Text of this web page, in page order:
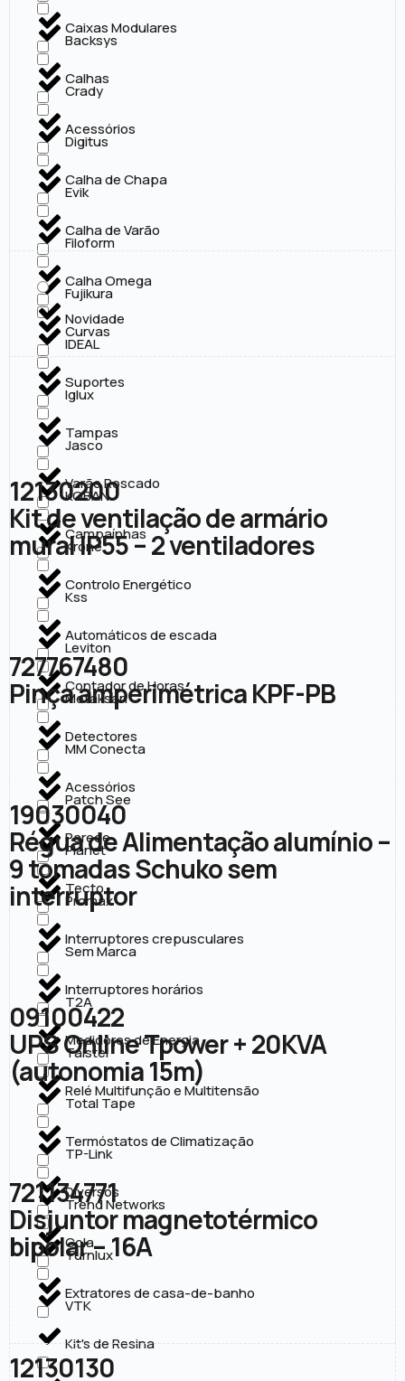
Caixas Modulares
Calhas
Acessórios
Calha de Chapa
Calha de Varão
Calha Omega
Curvas
Suportes
Tampas
Varão Roscado
Campaínhas
Controlo Energético
Automáticos de escada
Contador de Horas
Detectores
Acessórios
Parede
Tecto
Interruptores crepusculares
Interruptores horários
Medidores de Energia
Relé Multifunção e Multitensão
Termóstatos de Climatização
Diversos
Cola
Extratores de casa-de-banho
Kit's de Resina
Backsys
Crady
Digitus
Evik
Filoform
Fujikura
IDEAL
Iglux
Jasco
KOBAN
Krone
Kss
Leviton
Metaksan
MM Conecta
Patch See
Planet
Promax
Sem Marca
T2A
Taistel
Total Tape
TP-Link
Trend Networks
Turnlux
VTK
Novidade
12130200
Kit de ventilação de armário
mural IP55 – 2 ventiladores
727767480
Pinça amperimétrica KPF-PB
19030040
Régua de Alimentação alumínio –
9 tomadas Schuko sem
interruptor
09100422
UPS Online Tpower + 20KVA
(autonomia 15m)
721134771
Disjuntor magnetotérmico
bipolar – 16A
12130130